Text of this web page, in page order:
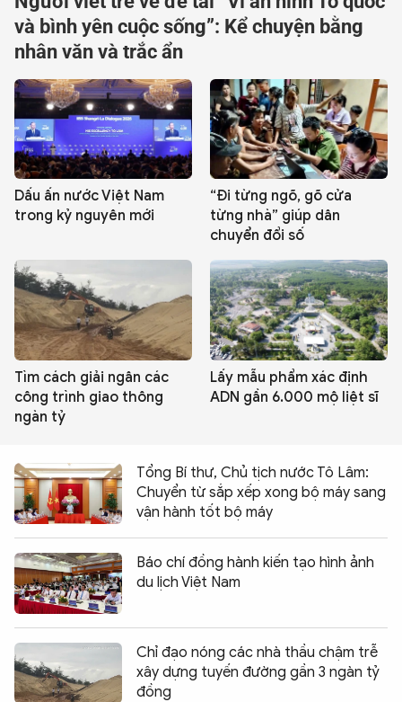
QUỐC TẾ
VĂN HÓA - THỂ THAO
BẠN ĐỌC & CAND
ĐA PHƯƠNG TIỆN
eMagazine
Podcast
Infographic
Chuyên trangAn ninh thế giới
Văn nghệ Công an
Chuyên đề
và bình yên cuộc sống”: Kể chuyện bằng
nhân văn và trắc ẩn
Dấu ấn nước Việt Nam
trong kỷ nguyên mới
“Đi từng ngõ, gõ cửa
từng nhà” giúp dân
chuyển đổi số
Tìm cách giải ngân các
công trình giao thông
ngàn tỷ
Lấy mẫu phẩm xác định
ADN gần 6.000 mộ liệt sĩ
Tổng Bí thư, Chủ tịch nước Tô Lâm:
Chuyển từ sắp xếp xong bộ máy sang
vận hành tốt bộ máy
Báo chí đồng hành kiến tạo hình ảnh
du lịch Việt Nam
Chỉ đạo nóng các nhà thầu chậm trễ
xây dựng tuyến đường gần 3 ngàn tỷ
đồng